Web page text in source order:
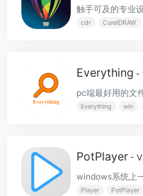
触手可及的专业
cdr CorelDRAW
Everything -
pc端最好用的文
Everything win
PotPlayer -
windows系统上
Player PotPlayer